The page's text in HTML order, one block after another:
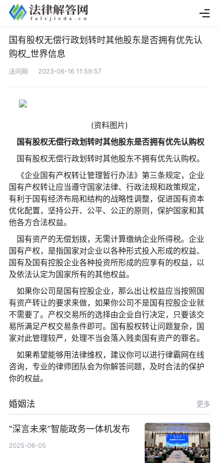
国有股权无偿行政划转时其他股东是否拥有优先认
购权_世界信息
法问网 2023-06-16 11:59:57
(资料图片)
国有股权无偿行政划转时其他股东是否拥有优先认购权
国有股权无偿行政划转时其他股东不拥有优先认购权。
《企业国有产权转让管理暂行办法》第三条规定，企业
国有产权转让应当遵守国家法律、行政法规和政策规定，
有利于国有经济布局和结构的战略性调整，促进国有资本
优化配置，坚持公开、公平、公正的原则，保护国家和其
他各方合法权益。
国有资产的无偿划拨，无需计算缴纳企业所得税。企业
国有产权，是指国家对企业以各种形式投入形成的权益、
国有及国有控股企业各种投资所形成的应享有的权益，以
及依法认定为国家所有的其他权益。
如果你公司是国有控股企业，那么出让权益应当按照国
有资产转让的要求来做，如果你公司不是国有控股企业就
不需要了。产权交易所的选择由企业自行决定，只要该交
易所满足产权交易条件即可。国有股权转让问题复杂，国
家对此管理较严，处理不当会落入贱卖国有资产的罪名。
如果希望能够用法律维权，建议你可以进行律霸网在线
咨询，专业的律师团队会为你解答问题，及时合法的保护
你的权益。
婚姻法 更多
“深言未来”智能政务一体机发布
2025-06-05